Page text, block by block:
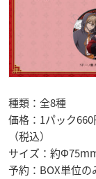
種類：全8種
価格：1パック
（税込）
サイズ：約
予約：BOX単位の